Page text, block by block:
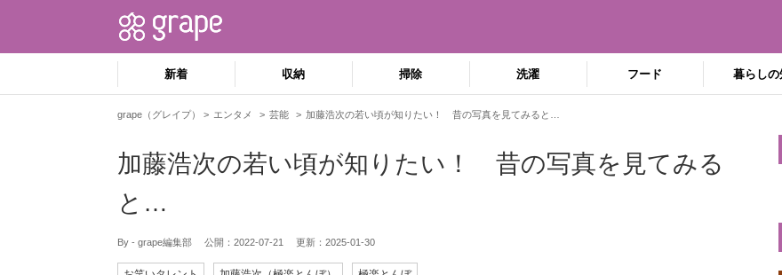
新着 収納 掃除 洗濯 フード 暮らしの
grape（グレイプ） エンタメ 芸能 加藤浩次の若い頃が知りたい！ 昔の写真を見てみると…
加藤浩次の若い頃が知りたい！ 昔の写真を見てみる
と…
By - grape編集部 公開： 2022-07-21 更新： 2025-01-30